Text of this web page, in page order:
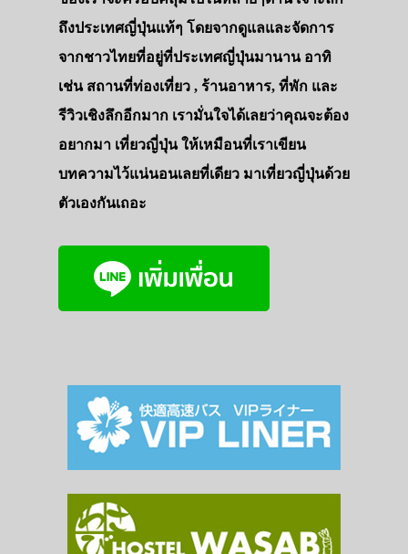
ถึงประเทศญี่ปุ่นแท้ๆ โดยจากดูแลและจัดการ
จากชาวไทยที่อยู่ที่ประเทศญี่ปุ่นมานาน อาทิ
เช่น สถานที่ท่องเที่ยว , ร้านอาหาร, ที่พัก และ
รีวิวเชิงลึกอีกมาก เรามั่นใจได้เลยว่าคุณจะต้อง
อยากมา เที่ยวญี่ปุ่น ให้เหมือนที่เราเขียน
บทความไว้แน่นอนเลยที่เดียว มาเที่ยวญี่ปุ่นด้วย
ตัวเองกันเถอะ